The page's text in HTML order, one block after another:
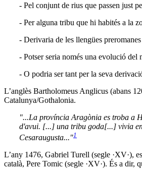
- Pel conjunt de rius que passen just
- Per alguna tribu que hi habités a la
- Derivaria de les llengües
- Potser seria només una evolució del
- O podria ser tant per la seva
L’anglès Bartholomeus Anglicus (abans
Catalunya/Gothalonia.
"...La província Aragònia es troba a
d'avui. [...] una tribu goda[...] vivia
Cesaraugusta..."1
L’any 1476, Gabriel Turell (segle ·XV·),
català, Pere Tomic (segle ·XV·). És a dir,